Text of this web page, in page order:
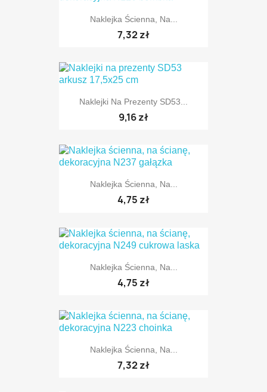
TYLKO ONLINE
Naklejka Ścienna, Na...
7,32 zł
TYLKO ONLINE
Naklejki Na Prezenty SD53...
9,16 zł
TYLKO ONLINE
Naklejka Ścienna, Na...
4,75 zł
TYLKO ONLINE
Naklejka Ścienna, Na...
4,75 zł
TYLKO ONLINE
Naklejka Ścienna, Na...
7,32 zł